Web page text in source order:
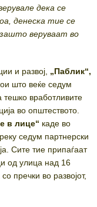
дека се
денеска тие се
зашто веруваат во
и развој, „Паблик“,
што веќе седум
тешко вработливите
во општеството.
в лице“ каде во
седум партнерски
Сите тие припаѓаат
од улица над 16
пречки во развојот,